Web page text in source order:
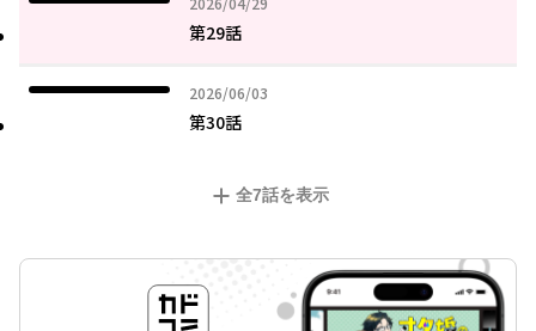
第29話
2026/06/03
2026年06月03日
第30話
全7話を表示